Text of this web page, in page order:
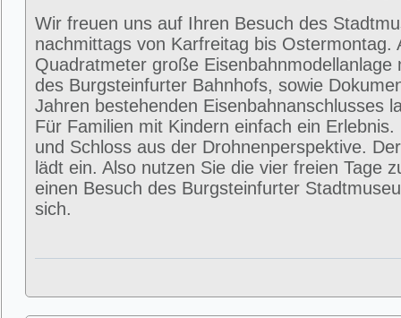
Wir freuen uns auf Ihren Besuch des
nachmittags von Karfreitag bis Ostermontag.
Quadratmeter große Eisenbahnmodellanlage
des Burgsteinfurter Bahnhofs, sowie
Jahren bestehenden Eisenbahnanschlusses
Für Familien mit Kindern einfach ein
und Schloss aus der Drohnenperspektive.
lädt ein. Also nutzen Sie die vier freien Tage
einen Besuch des Burgsteinfurter
sich.